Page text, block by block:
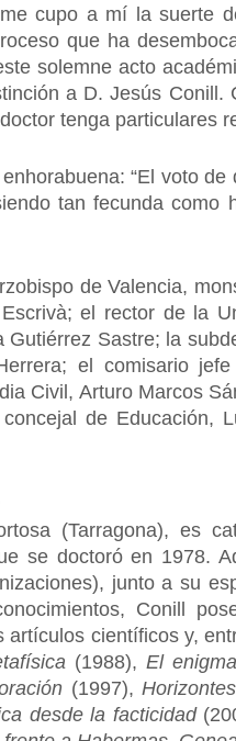
cupo a mí la suerte
que ha
solemne acto
a D. Jesús
tenga particulares
“El voto
tan fecunda
de Valencia,
el rector de la
Sastre; la
el comisario
Civil, Arturo Marcos
de Educación,
(Tarragona), es
se doctoró en 1978.
junto a su
Conill
artículos científicos y,
(1988),El
(1997),
desde la facticidad